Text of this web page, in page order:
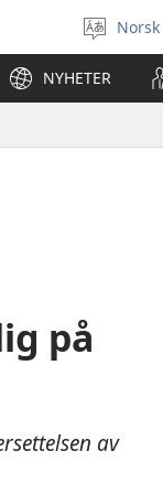
Velg
språk
Norsk
NYHETER
på
av